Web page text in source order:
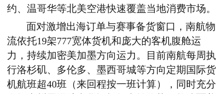
约、温哥华等北美空港快速覆盖当地消费市场。
面对激增出海订单与赛事备货窗口，南航物
流依托19架777宽体货机和庞大的客机腹舱运
力，持续加密美加墨方向运力。目前南航每周执
行洛杉矶、多伦多、墨西哥城等方向定期国际货
机航班超40班（来回程按一班计算），同时充分